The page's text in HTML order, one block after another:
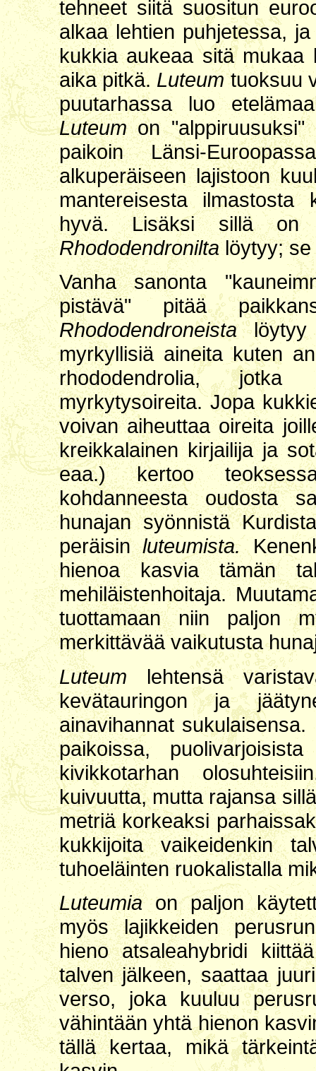
tehneet siitä suositun
alkaa lehtien puhjetessa,
kukkia aukeaa sitä mukaa
aika pitkä.Luteumtuoksuu
puutarhassa luo
Luteumon "alppiruusuksi"
paikoin Länsi-
alkuperäiseen lajistoon
mantereisesta
hyvä. Lisäksi sillä on
Rhododendroniltalöytyy; se
Vanha sanonta
pistävä" pitää
Rhododendroneistalöytyy
myrkyllisiä aineita kuten
rhododendrolia, jotka
myrkytysoireita. Jopa
voivan aiheuttaa oireita
kreikkalainen kirjailija ja
eaa.) kertoo
kohdanneesta oudosta
hunajan syönnistä
peräisinluteumista.
hienoa kasvia tämän
mehiläistenhoitaja.
tuottamaan niin paljon
merkittävää vaikutusta
Luteum lehtensä
kevätauringon ja
ainavihannat
paikoissa,
kivikkotarhan
kuivuutta, mutta rajansa
metriä korkeaksi
kukkijoita vaikeidenkin
tuhoeläinten ruokalistalla
Luteumiaon paljon
myös lajikkeiden
hieno atsaleahybridi
talven jälkeen, saattaa
verso, joka kuuluu
vähintään yhtä hienon
tällä kertaa, mikä